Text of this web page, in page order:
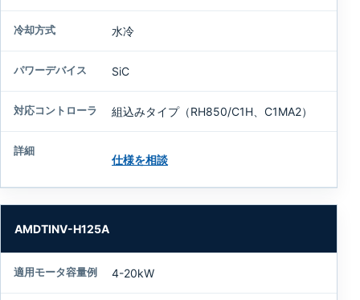
水冷
SiC
組込みタイプ（RH850/C1H、C1MA2）
仕様を相談
AMDTINV-H125A
4-20kW